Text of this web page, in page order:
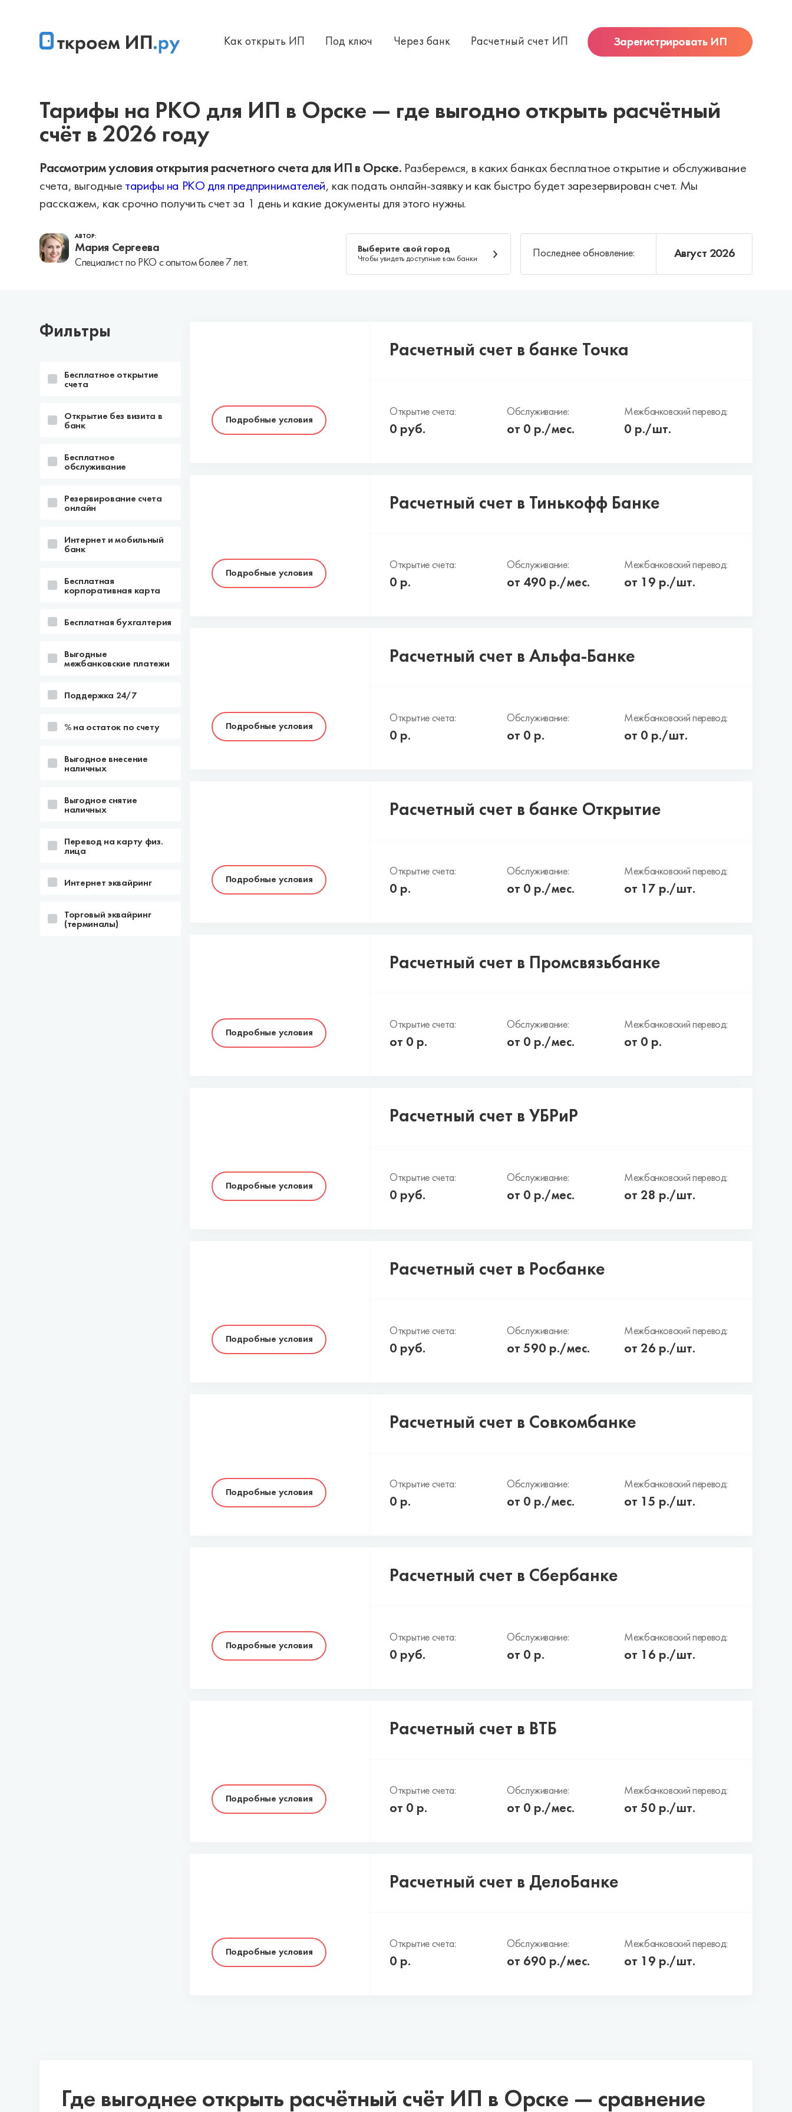
Как открыть ИП Под ключ Через банк Расчетный счет ИП Зарегистрировать ИП
Тарифы на РКО для ИП в Орске — где выгодно открыть расчётный
счёт в 2026 году
Рассмотрим условия открытия расчетного счета для ИП в Орске. Разберемся, в каких банках бесплатное открытие и обслуживание
счета, выгодные тарифы на РКО для предпринимателей, как подать онлайн-заявку и как быстро будет зарезервирован счет. Мы
расскажем, как срочно получить счет за 1 день и какие документы для этого нужны.
АВТОР:
Мария Сергеева
Специалист по РКО с опытом более 7 лет.
Выберите свой город
Чтобы увидеть доступные вам банки
Последнее обновление: Август 2026
Фильтры
Бесплатное открытие
счета
Открытие без визита в
банк
Бесплатное
обслуживание
Резервирование счета
онлайн
Интернет и мобильный
банк
Бесплатная
корпоративная карта
Бесплатная бухгалтерия
Выгодные
межбанковские платежи
Поддержка 24/7
% на остаток по счету
Выгодное внесение
наличных
Выгодное снятие
наличных
Перевод на карту физ.
лица
Интернет эквайринг
Торговый эквайринг
(терминалы)
Подробные условия
Расчетный счет в банке Точка
Открытие счета:
0 руб.
Обслуживание:
от 0 р./мес.
Межбанковский перевод:
0 р./шт.
Подробные условия
Расчетный счет в Тинькофф Банке
Открытие счета:
0 р.
Обслуживание:
от 490 р./мес.
Межбанковский перевод:
от 19 р./шт.
Подробные условия
Расчетный счет в Альфа-Банке
Открытие счета:
0 р.
Обслуживание:
от 0 р.
Межбанковский перевод:
от 0 р./шт.
Подробные условия
Расчетный счет в банке Открытие
Открытие счета:
0 р.
Обслуживание:
от 0 р./мес.
Межбанковский перевод:
от 17 р./шт.
Подробные условия
Расчетный счет в Промсвязьбанке
Открытие счета:
от 0 р.
Обслуживание:
от 0 р./мес.
Межбанковский перевод:
от 0 р.
Подробные условия
Расчетный счет в УБРиР
Открытие счета:
0 руб.
Обслуживание:
от 0 р./мес.
Межбанковский перевод:
от 28 р./шт.
Подробные условия
Расчетный счет в Росбанке
Открытие счета:
0 руб.
Обслуживание:
от 590 р./мес.
Межбанковский перевод:
от 26 р./шт.
Подробные условия
Расчетный счет в Совкомбанке
Открытие счета:
0 р.
Обслуживание:
от 0 р./мес.
Межбанковский перевод:
от 15 р./шт.
Подробные условия
Расчетный счет в Сбербанке
Открытие счета:
0 руб.
Обслуживание:
от 0 р.
Межбанковский перевод:
от 16 р./шт.
Подробные условия
Расчетный счет в ВТБ
Открытие счета:
от 0 р.
Обслуживание:
от 0 р./мес.
Межбанковский перевод:
от 50 р./шт.
Подробные условия
Расчетный счет в ДелоБанке
Открытие счета:
0 р.
Обслуживание:
от 690 р./мес.
Межбанковский перевод:
от 19 р./шт.
Где выгоднее открыть расчётный счёт ИП в Орске — сравнение